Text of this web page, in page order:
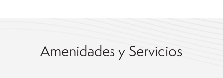
Amenidades y Servicios